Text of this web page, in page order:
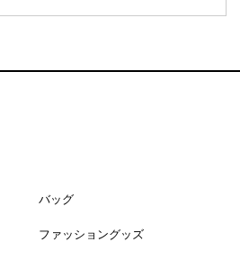
バッグ
ファッショングッズ